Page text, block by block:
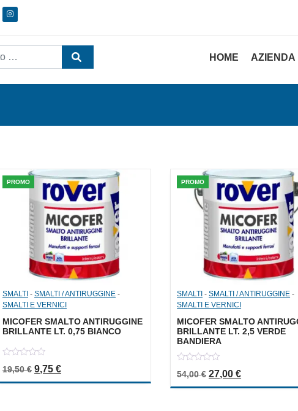
HOME AZIENDA
PROMO
SMALTI -SMALTI / ANTIRUGGINE -
SMALTI E VERNICI
MICOFER SMALTO ANTIRUGGINE
BRILLANTE LT. 0,75 BIANCO
out
19,50€ Il prezzo originale era: 19,50 €.
9,75€Il prezzo attuale è: 9,75 €.
PROMO
SMALTI -SMALTI / ANTIRUGGINE -
SMALTI E VERNICI
MICOFER SMALTO
BRILLANTE LT. 2,5 VERDE
BANDIERA
out
54,00€ Il prezzo originale
27,00€Il prezzo